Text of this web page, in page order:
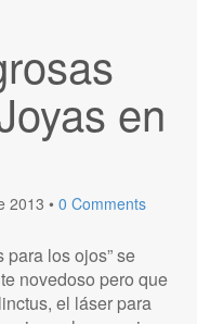
en
2013 • 0 Comments
para los ojos” se
novedoso pero que
el láser para